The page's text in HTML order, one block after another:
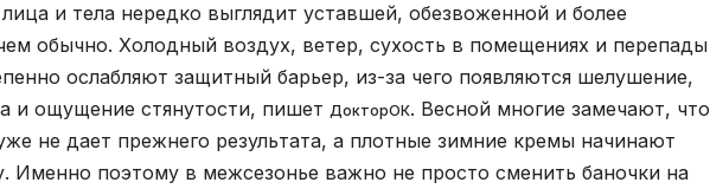
и тела нередко выглядит уставшей, обезвоженной и более
обычно. Холодный воздух, ветер, сухость в помещениях и перепады
ослабляют защитный барьер, из-за чего появляются шелушение,
и ощущение стянутости, пишет ДокторОК. Весной многие замечают, что
не дает прежнего результата, а плотные зимние кремы начинают
Именно поэтому в межсезонье важно не просто сменить баночки на